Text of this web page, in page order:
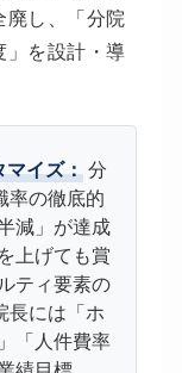
廃し、「分院
」を設計・導
マイズ：分
率の徹底的
減」が達成
上げても賞
ティ要素の
長には「ホ
「人件費率